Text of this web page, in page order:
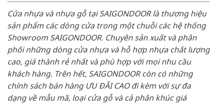
Cửa nhựa và nhựa gỗ tại SAIGONDOOR là thương hiệu
sản phẩm các dòng cửa trong một chuỗi các hệ thống
Showroom SAIGONDOOR. Chuyên sản xuất và phân
phối những dòng cửa nhựa và hỗ hợp nhựa chất lượng
cao, giá thành rẻ nhất và phù hợp với mọi nhu cầu
khách hàng. Trên hết, SAIGONDOOR còn có những
chính sách bán hàng ƯU ĐÃI CAO đi kèm với sự đa
dạng về mẫu mã, loại cửa gỗ và cả phân khúc giá